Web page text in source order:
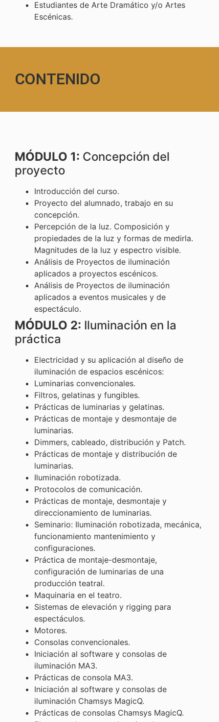
Estudiantes de Arte Dramático y/o Artes
Escénicas.
CONTENIDO
MÓDULO 1: Concepción del
proyecto
Introducción del curso.
Proyecto del alumnado, trabajo en su
concepción.
Percepción de la luz. Composición y
propiedades de la luz y formas de medirla.
Magnitudes de la luz y espectro visible.
Análisis de Proyectos de iluminación
aplicados a proyectos escénicos.
Análisis de Proyectos de iluminación
aplicados a eventos musicales y de
espectáculo.
MÓDULO 2: Iluminación en la
práctica
Electricidad y su aplicación al diseño de
iluminación de espacios escénicos:
Luminarias convencionales.
Filtros, gelatinas y fungibles.
Prácticas de luminarias y gelatinas.
Prácticas de montaje y desmontaje de
luminarias.
Dimmers, cableado, distribución y Patch.
Prácticas de montaje y distribución de
luminarias.
Iluminación robotizada.
Protocolos de comunicación.
Prácticas de montaje, desmontaje y
direccionamiento de luminarias.
Seminario: Iluminación robotizada, mecánica,
funcionamiento mantenimiento y
configuraciones.
Práctica de montaje-desmontaje,
configuración de luminarias de una
producción teatral.
Maquinaria en el teatro.
Sistemas de elevación y rigging para
espectáculos.
Motores.
Consolas convencionales.
Iniciación al software y consolas de
iluminación MA3.
Prácticas de consola MA3.
Iniciación al software y consolas de
iluminación Chamsys MagicQ.
Prácticas de consolas Chamsys MagicQ.